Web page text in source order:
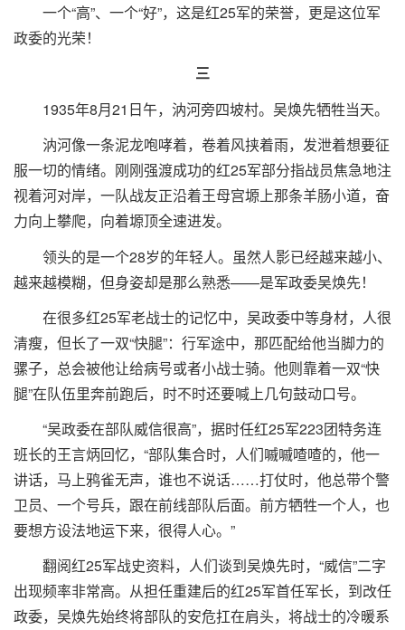
一个“高”、一个“好”，这是红25军的荣誉，更是这位军
政委的光荣！
三
1935年8月21日午，汭河旁四坡村。吴焕先牺牲当天。
汭河像一条泥龙咆哮着，卷着风挟着雨，发泄着想要征
服一切的情绪。刚刚强渡成功的红25军部分指战员焦急地注
视着河对岸，一队战友正沿着王母宫塬上那条羊肠小道，奋
力向上攀爬，向着塬顶全速进发。
领头的是一个28岁的年轻人。虽然人影已经越来越小、
越来越模糊，但身姿却是那么熟悉——是军政委吴焕先！
在很多红25军老战士的记忆中，吴政委中等身材，人很
清瘦，但长了一双“快腿”：行军途中，那匹配给他当脚力的
骡子，总会被他让给病号或者小战士骑。他则靠着一双“快
腿”在队伍里奔前跑后，时不时还要喊上几句鼓动口号。
“吴政委在部队威信很高”，据时任红25军223团特务连
班长的王言炳回忆，“部队集合时，人们嘁嘁喳喳的，他一
讲话，马上鸦雀无声，谁也不说话……打仗时，他总带个警
卫员、一个号兵，跟在前线部队后面。前方牺牲一个人，也
要想方设法地运下来，很得人心。”
翻阅红25军战史资料，人们谈到吴焕先时，“威信”二字
出现频率非常高。从担任重建后的红25军首任军长，到改任
政委，吴焕先始终将部队的安危扛在肩头，将战士的冷暖系